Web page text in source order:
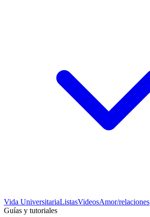
Vida UniversitariaListasVideosAmor/relaciones
Guías y tutoriales